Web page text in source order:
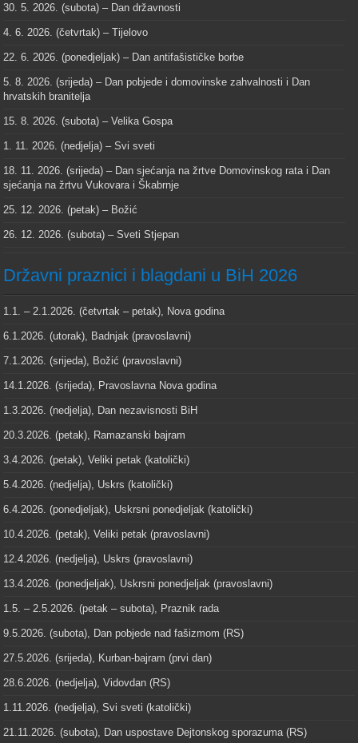
30. 5. 2026. (subota) – Dan državnosti
4. 6. 2026. (četvrtak) – Tijelovo
22. 6. 2026. (ponedjeljak) – Dan antifašističke borbe
5. 8. 2026. (srijeda) – Dan pobjede i domovinske zahvalnosti i Dan
hrvatskih branitelja
15. 8. 2026. (subota) – Velika Gospa
1. 11. 2026. (nedjelja) – Svi sveti
18. 11. 2026. (srijeda) – Dan sjećanja na žrtve Domovinskog rata i Dan
sjećanja na žrtvu Vukovara i Škabrnje
25. 12. 2026. (petak) – Božić
26. 12. 2026. (subota) – Sveti Stjepan
Državni praznici i blagdani u BiH 2026
1.1. – 2.1.2026. (četvrtak – petak), Nova godina
6.1.2026. (utorak), Badnjak (pravoslavni)
7.1.2026. (srijeda), Božić (pravoslavni)
14.1.2026. (srijeda), Pravoslavna Nova godina
1.3.2026. (nedjelja), Dan nezavisnosti BiH
20.3.2026. (petak), Ramazanski bajram
3.4.2026. (petak), Veliki petak (katolički)
5.4.2026. (nedjelja), Uskrs (katolički)
6.4.2026. (ponedjeljak), Uskrsni ponedjeljak (katolički)
10.4.2026. (petak), Veliki petak (pravoslavni)
12.4.2026. (nedjelja), Uskrs (pravoslavni)
13.4.2026. (ponedjeljak), Uskrsni ponedjeljak (pravoslavni)
1.5. – 2.5.2026. (petak – subota), Praznik rada
9.5.2026. (subota), Dan pobjede nad fašizmom (RS)
27.5.2026. (srijeda), Kurban-bajram (prvi dan)
28.6.2026. (nedjelja), Vidovdan (RS)
1.11.2026. (nedjelja), Svi sveti (katolički)
21.11.2026. (subota), Dan uspostave Dejtonskog sporazuma (RS)